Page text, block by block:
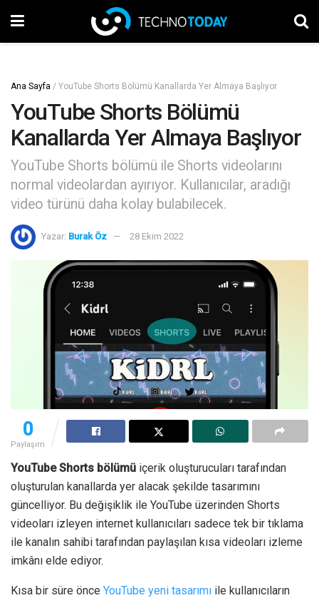
Ana Sayfa / YouTube Shorts Bölümü Kanallarda Yer Almaya Başlıyor
YouTube Shorts Bölümü
Kanallarda Yer Almaya Başlıyor
YouTube Shorts bölümü ile Shorts videolarını
normal videolardan ayırıyor. Kullanıcılar, aradığı
video türünü daha kolay bulabilecek.
Yazar: Burak Öz 28 Ekim 2022
0
Paylaşım
YouTube Shorts bölümü içerik oluşturucuları tarafından
oluşturulan kanallarda yer alacak şekilde tasarımını
güncelliyor. Bu değişiklik ile YouTube üzerinden Shorts
videoları izleyen internet kullanıcıları sadece tek bir tıklama
ile kanalın sahibi tarafından paylaşılan kısa videoları izleme
imkânı elde ediyor.
Kısa bir süre önce YouTube yeni tasarımı ile kullanıcıların